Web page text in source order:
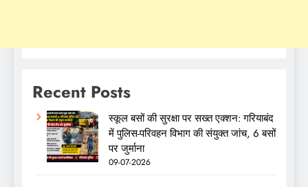
Recent Posts
स्कूल बसों की सुरक्षा पर सख्त एक्शन: गरियाबंद
में पुलिस-परिवहन विभाग की संयुक्त जांच, 6 बसों
पर जुर्माना
09-07-2026